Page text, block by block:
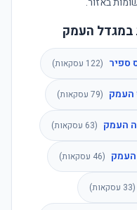
במגדל העמק
ספיר (
122 עסקאות)
העמק (
79 עסקאות)
העמק (
63 עסקאות)
העמק (
46 עסקאות)
(
33 עסקאות)